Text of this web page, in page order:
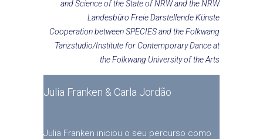
and Science of the State of NRW and the NRW
Landesbüro Freie Darstellende Künste
Cooperation between SPECIES and the Folkwang
Tanzstudio/Institute for Contemporary Dance at
the Folkwang University of the Arts
Julia Franken & Carla Jordão
Julia Franken iniciou o seu percurso como